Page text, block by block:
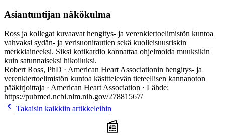
Asiantuntijan näkökulma
Ross ja kollegat kuvaavat hengitys- ja verenkiertoelimistön kuntoa
vahvaksi sydän- ja verisuonitautien sekä kuolleisuusriskin
merkkiaineeksi. Siksi kotikardio kannattaa ohjelmoida muuksikin
kuin satunnaiseksi hikoiluksi.
Robert Ross, PhD · American Heart Associationin hengitys- ja
verenkiertoelimistön kuntoa käsittelevän tieteellisen kannanoton
pääkirjoittaja · American Heart Association · Lähde:
https://pubmed.ncbi.nlm.nih.gov/27881567/
Takaisin kaikkiin artikkeleihin
📰